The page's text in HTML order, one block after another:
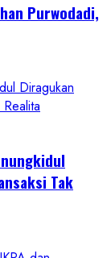
Purwodadi,
Diragukan
Tak